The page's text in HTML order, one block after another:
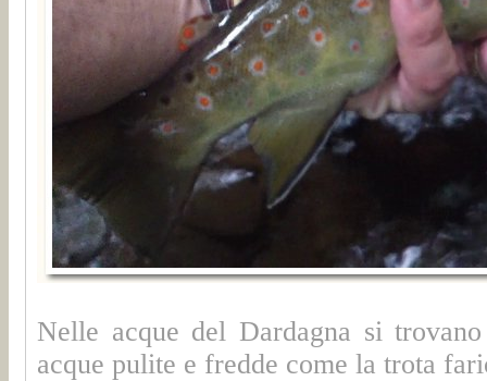
Nelle acque del Dardagna si
acque pulite e fredde come la trota